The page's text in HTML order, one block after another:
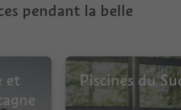
pendant la belle
et
Piscines du